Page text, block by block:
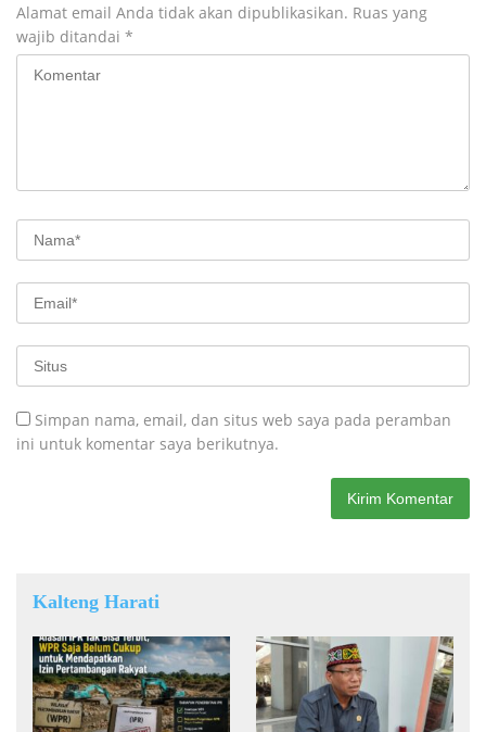
Alamat email Anda tidak akan dipublikasikan. Ruas yang
wajib ditandai *
Simpan nama, email, dan situs web saya pada peramban
ini untuk komentar saya berikutnya.
Kalteng Harati